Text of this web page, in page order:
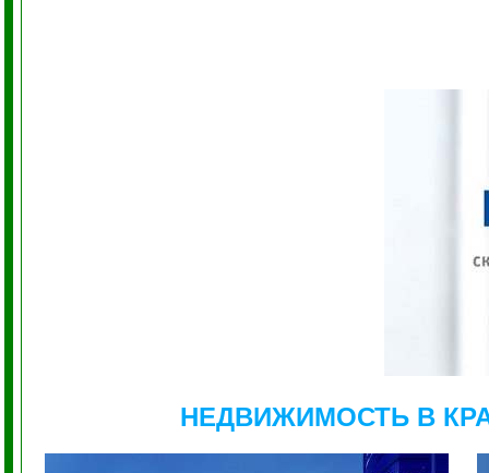
НЕДВИЖИМОСТЬ В